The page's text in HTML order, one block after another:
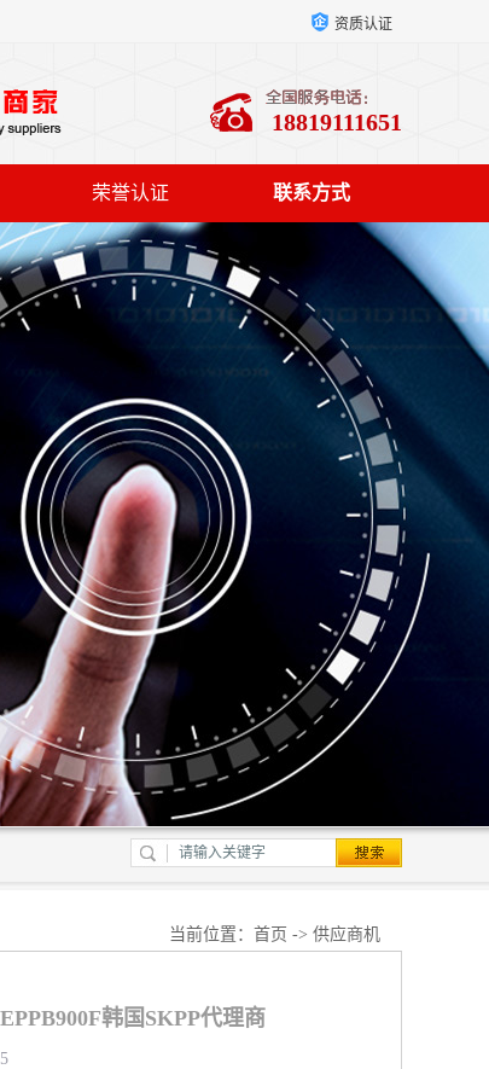
资质认证
18819111651
荣誉认证 联系方式
当前位置： 首页 -> 供应商机
韩国SKPP代理商